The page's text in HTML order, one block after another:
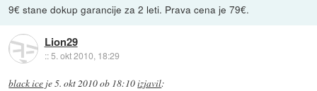
9€ stane dokup garancije za 2 leti. Prava cena je 79€.
Lion29
::5. okt 2010, 18:29
black ice je5. okt 2010 ob 18:10izjavil: